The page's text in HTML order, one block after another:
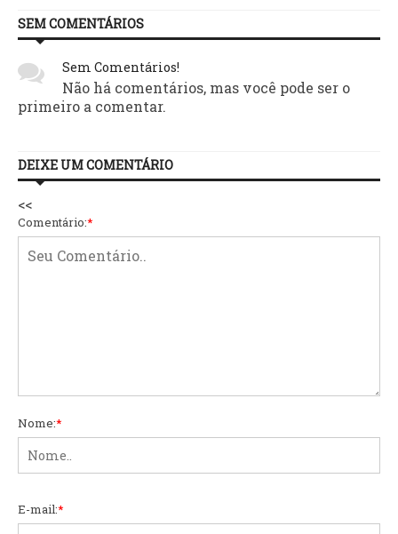
SEM COMENTÁRIOS
Sem Comentários!
Não há comentários, mas você pode ser o
primeiro a comentar.
DEIXE UM COMENTÁRIO
<<
Comentário:*
Nome:*
E-mail:*